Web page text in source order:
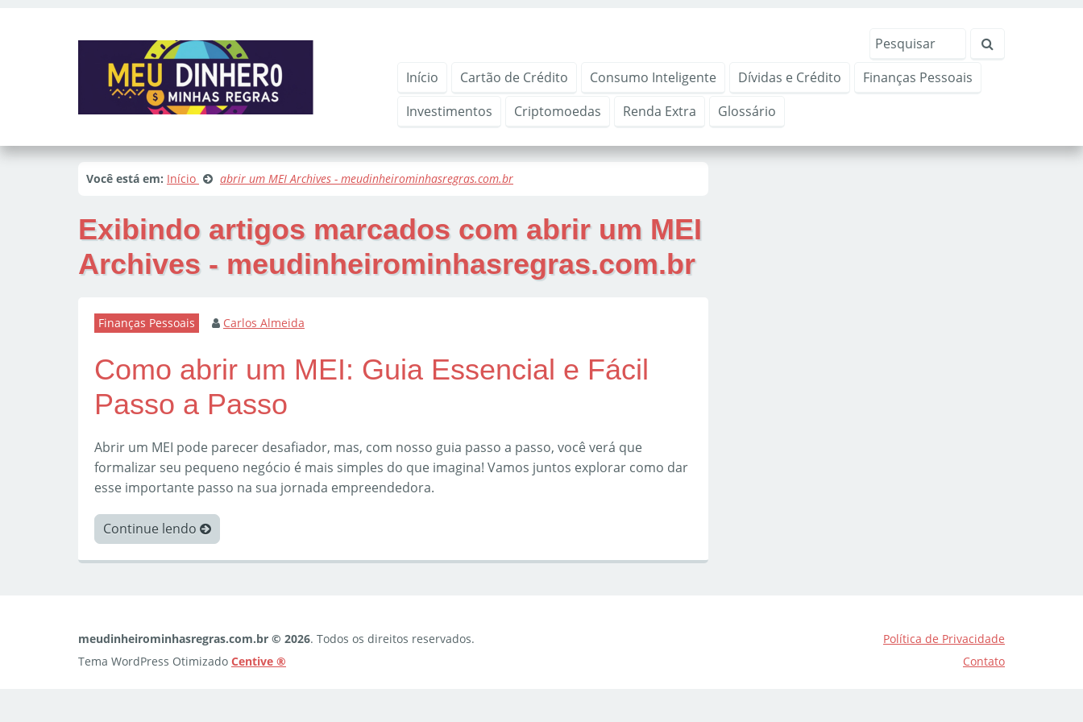
Início Cartão de Crédito Consumo Inteligente Dívidas e Crédito
Finanças Pessoais
Investimentos
Criptomoedas Renda Extra Glossário
Você está em: Início abrir um MEI Archives - meudinheirominhasregras.com.br
Exibindo artigos marcados com abrir um MEI
Archives - meudinheirominhasregras.com.br
Finanças Pessoais Carlos Almeida
Como abrir um MEI: Guia Essencial e Fácil
Passo a Passo
Abrir um MEI pode parecer desafiador, mas, com nosso guia passo a passo, você verá que
formalizar seu pequeno negócio é mais simples do que imagina! Vamos juntos explorar como dar
esse importante passo na sua jornada empreendedora.
Continue lendo
meudinheirominhasregras.com.br © 2026. Todos os direitos reservados.
Tema WordPress Otimizado Centive ®
Política de Privacidade
Contato